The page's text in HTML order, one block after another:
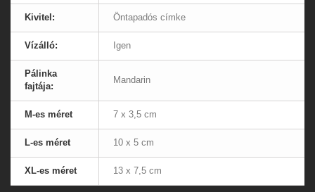
Kivitel: Öntapadós címke
Vízálló: Igen
Pálinka
fajtája:
Mandarin
M-es méret 7 x 3,5 cm
L-es méret 10 x 5 cm
XL-es méret 13 x 7,5 cm